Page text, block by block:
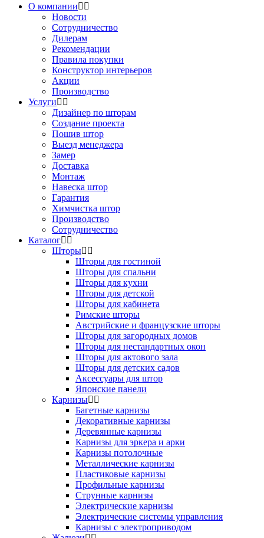
О компании
Новости
Сотрудничество
Дилерам
Рекомендации
Правила покупки
Конструктор интерьеров
Акции
Производство
Услуги
Дизайнер по шторам
Создание проекта
Пошив штор
Выезд менеджера
Замер
Доставка
Монтаж
Навеска штор
Гарантия
Химчистка штор
Производство
Сотрудничество
Каталог
Шторы
Шторы для гостиной
Шторы для спальни
Шторы для кухни
Шторы для детской
Шторы для кабинета
Римские шторы
Австрийские и французские шторы
Шторы для загородных домов
Шторы для нестандартных окон
Шторы для актового зала
Шторы для детских садов
Аксессуары для штор
Японские панели
Карнизы
Багетные карнизы
Декоративные карнизы
Деревянные карнизы
Карнизы для эркера и арки
Карнизы потолочные
Металлические карнизы
Пластиковые карнизы
Профильные карнизы
Струнные карнизы
Электрические карнизы
Электрические системы управления
Карнизы с электроприводом